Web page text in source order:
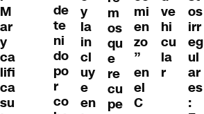
M
ar
y
ca
lifi
ca
su
de
te
ni
do
po
r
co
y
la
in
cl
uy
e
en
m
os
qu
e
re
cu
pe
mi
en
zo
”
en
el
C
ve
hi
cu
la
r
os
irr
eg
ul
ar
es
: